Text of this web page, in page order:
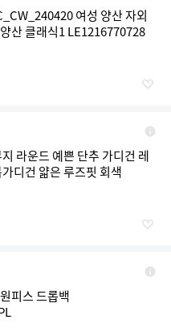
여성 양산 자외
산 클래식1 LE1216770728
라운드 예쁜 단추 가디건 레
디건 얇은 루즈핏 회색
피스 드롭백